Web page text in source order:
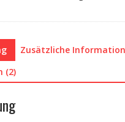
Zusätzliche Information
(2)